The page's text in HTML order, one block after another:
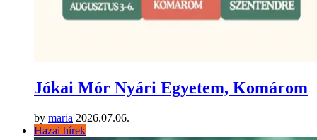
Jókai Mór Nyári Egyetem, Komárom
by maria 2026.07.06.
Hazai hírek